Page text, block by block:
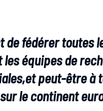
de fédérer toutes
équipes de
peut-être à
le continent